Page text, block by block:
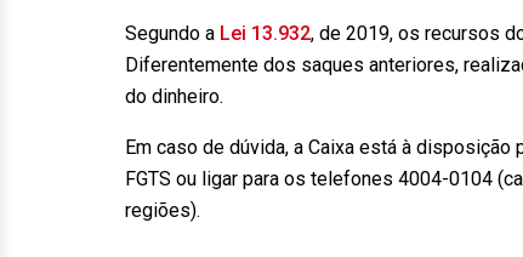
Segundo a Lei 13.932, de 2019, os recursos
Diferentemente dos saques anteriores,
do dinheiro.
Em caso de dúvida, a Caixa está à
FGTS ou ligar para os telefones 4004-0104
regiões).